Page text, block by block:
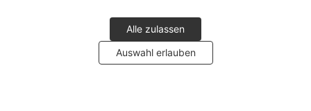
Alle zulassen
Auswahl erlauben